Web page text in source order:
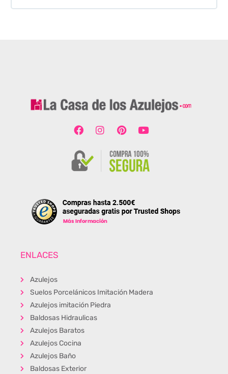
ENLACES
Azulejos
Suelos Porcelánicos Imitación Madera
Azulejos imitación Piedra
Baldosas Hidraulicas
Azulejos Baratos
Azulejos Cocina
Azulejos Baño
Baldosas Exterior